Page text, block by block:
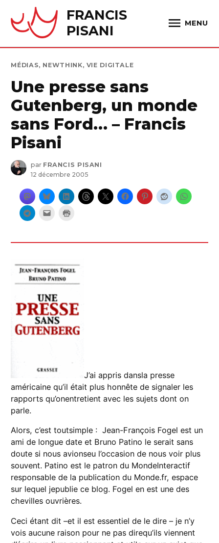
content
FRANCIS
PISANI
MENU
PUBLIÉ
MÉDIAS, NEWTHINK, VIE DIGITALE
Une presse sans
Gutenberg, un monde
sans Ford… – Francis
Pisani
par FRANCIS PISANI
12 décembre 2005
J’ai appris dansla presse
américaine qu’il était plus honnête de signaler les
rapports qu’onentretient avec les sujets dont on
parle.
Alors, c’est toutsimple : Jean-François Fogel est un
ami de longue date et Bruno Patino le serait sans
doute si nous avionseu l’occasion de nous voir plus
souvent. Patino est le patron du MondeInteractif
responsable de la publication du Monde.fr, espace
sur lequel jepublie ce blog. Fogel en est une des
chevilles ouvrières.
Ceci étant dit –et il est essentiel de le dire – je n’y
vois aucune raison pour ne pas direqu’ils viennent